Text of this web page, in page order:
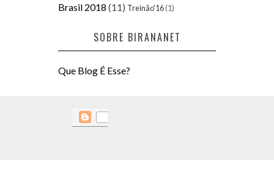
Brasil 2018 (11) Treinão'16(1)
SOBRE BIRANANET
Que Blog É Esse?